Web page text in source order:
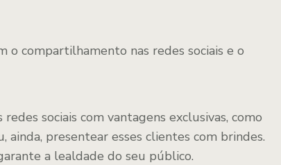
o compartilhamento nas redes sociais e o
sociais com vantagens exclusivas, como
presentear esses clientes com brindes.
a lealdade do seu público.